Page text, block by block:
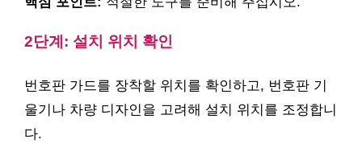
2단계: 설치 위치 확인
번호판 가드를 장착할 위치를 확인하고, 번호판 기
울기나 차량 디자인을 고려해 설치 위치를 조정합니
다.